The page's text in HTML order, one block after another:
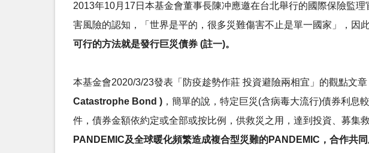
2013年10月17日本基金會董事長陳冲應邀在台北舉行的國際保險監
害風險的認知，「世界是平的，很多災難傷害不止是單一國家」，因
可行的方法就是發行巨災債券 (註一)。
本基金會2020/3/23發表「防疫趁勢作莊 投資避險兩相宜」的觀點文
Catastrophe Bond ) ，簡單的說，特定巨災(含病毒大流行)債券利
件，債券金額依約定或全部或按比例，供救災之用，達到投資、募集
PANDEMIC及全球暖化頻繁造成複合型災難的PANDEMIC，合作共